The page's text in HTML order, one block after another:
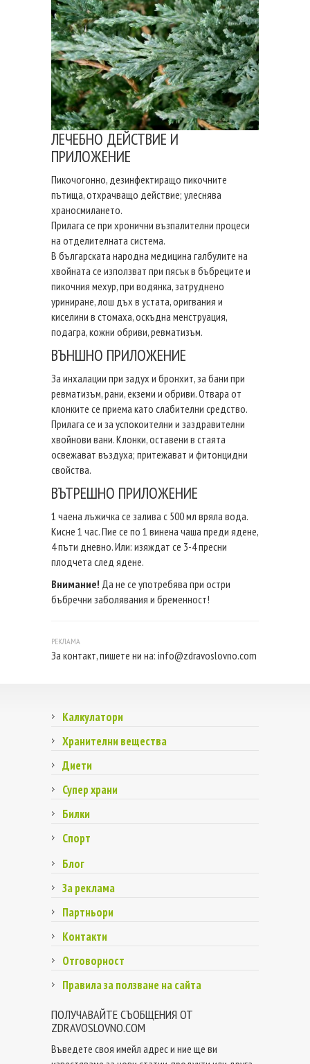
ЛЕЧЕБНО ДЕЙСТВИЕ И
ПРИЛОЖЕНИЕ
Пикочогонно, дезинфектиращо пикочните
пътища, отхрачващо действие; улеснява
храносмилането.
Прилага се при хронични възпалителни процеси
на отделителната система.
В българската народна медицина галбулите на
хвойната се използват при пясък в бъбреците и
пикочния мехур, при водянка, затруднено
уриниране, лош дъх в устата, оригвания и
киселини в стомаха, оскъдна менструация,
подагра, кожни обриви, ревматизъм.
ВЪНШНО ПРИЛОЖЕНИЕ
За инхалации при задух и бронхит, за бани при
ревматизъм, рани, екземи и обриви. Отвара от
клонките се приема като слабителни средство.
Прилага се и за успокоителни и заздравителни
хвойнови вани. Клонки, оставени в стаята
освежават въздуха; притежават и фитонцидни
свойства.
ВЪТРЕШНО ПРИЛОЖЕНИЕ
1 чаена лъжичка се залива с 500 мл вряла вода.
Кисне 1 час. Пие се по 1 винена чаша преди ядене,
4 пъти дневно. Или: изяждат се 3-4 пресни
плодчета след ядене.
Внимание! Да не се употребява при остри
бъбречни заболявания и бременност!
За контакт, пишете ни на: info@zdravoslovno.com
Калкулатори
Хранителни вещества
Диети
Супер храни
Билки
Спорт
Блог
За реклама
Партньори
Контакти
Отговорност
Правила за ползване на сайта
ПОЛУЧАВАЙТЕ СЪОБЩЕНИЯ ОТ
ZDRAVOSLOVNO.COM
Въведете своя имейл адрес и ние ще ви